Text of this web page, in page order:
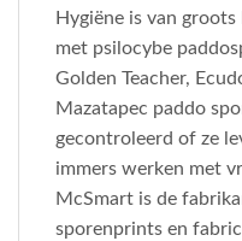
Hygiëne is van
met psilocybe
Golden Teacher,
Mazatapec paddo
gecontroleerd of ze
immers werken met
McSmart is de
sporenprints en